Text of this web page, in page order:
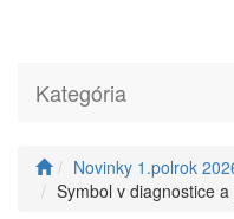
Kategória
Novinky 1.polrok
Symbol v diagnostice